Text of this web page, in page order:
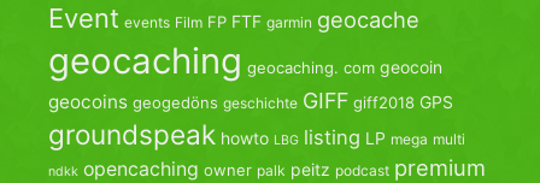
Event events Film FP FTF garmin geocache
geocaching geocaching. com geocoin
geocoins geogedöns geschichte GIFF giff2018 GPS
groundspeak howto LBG listing LP mega multi
ndkk opencaching owner palk peitz podcast premium